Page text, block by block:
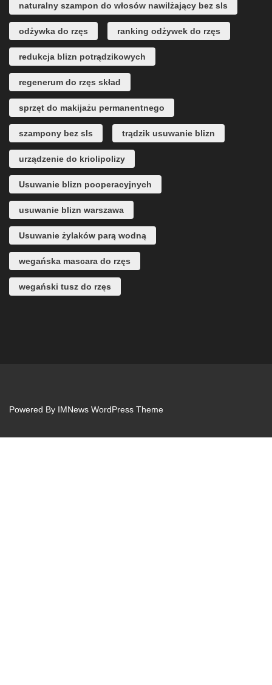
naturalny szampon do włosów nawilżający bez sls
odżywka do rzęs ranking odżywek do rzęs
redukcja blizn potrądzikowych
regenerum do rzęs skład
sprzęt do makijażu permanentnego
szampony bez sls trądzik usuwanie blizn
urządzenie do kriolipolizy
Usuwanie blizn pooperacyjnych
usuwanie blizn warszawa
Usuwanie żylaków parą wodną
wegańska mascara do rzęs
wegański tusz do rzęs
Powered By IMNews WordPress Theme